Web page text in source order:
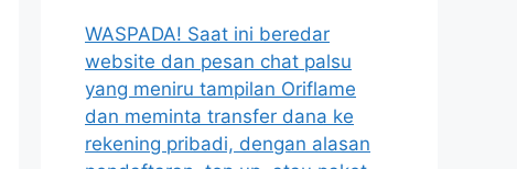
WASPADA! Saat ini beredar
website dan pesan chat palsu
yang meniru tampilan Oriflame
dan meminta transfer dana ke
rekening pribadi, dengan alasan